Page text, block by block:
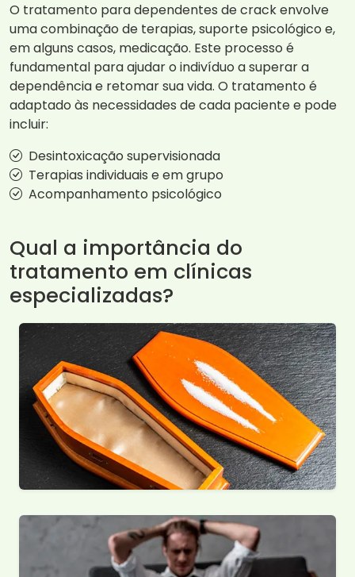
O tratamento para dependentes de crack envolve
uma combinação de terapias, suporte psicológico e,
em alguns casos, medicação. Este processo é
fundamental para ajudar o indivíduo a superar a
dependência e retomar sua vida. O tratamento é
adaptado às necessidades de cada paciente e pode
incluir:
Desintoxicação supervisionada
Terapias individuais e em grupo
Acompanhamento psicológico
Qual a importância do
tratamento em clínicas
especializadas?